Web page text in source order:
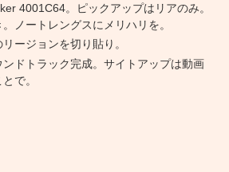
4001C64。ピックアップはリアのみ。
ノートレングスにメリハリを。
ージョンを切り貼り。
ンドトラック完成。サイトアップは動画
で。